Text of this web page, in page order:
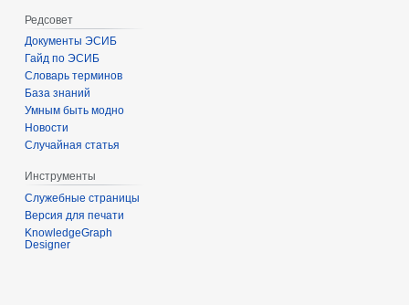
Редсовет
Документы ЭСИБ
Гайд по ЭСИБ
Словарь терминов
База знаний
Умным быть модно
Новости
Случайная статья
Инструменты
Служебные страницы
Версия для печати
KnowledgeGraph
Designer